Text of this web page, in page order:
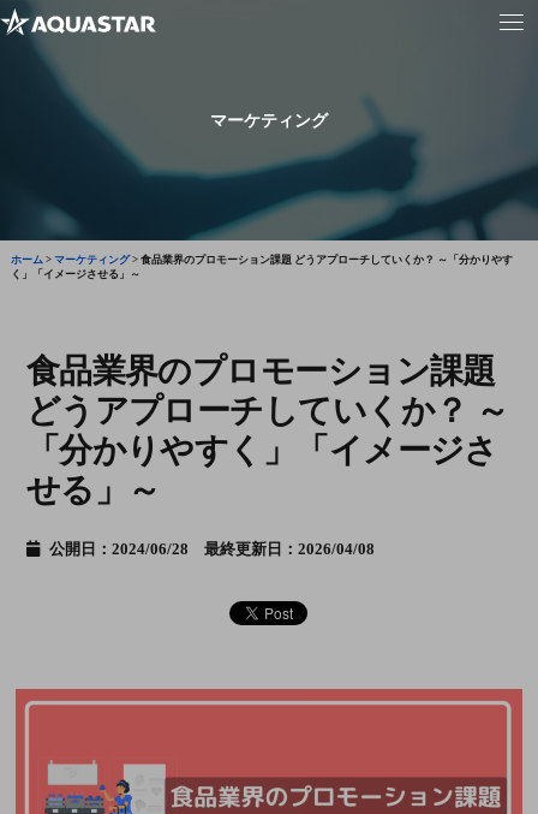
マーケティング
ホーム> マーケティング> 食品業界のプロモーション課題 どうアプローチしていくか？ ～「分かりやす
く」「イメージさせる」～
食品業界のプロモーション課題
どうアプローチしていくか？ ～
「分かりやすく」「イメージさ
せる」～
公開日：2024/06/28 最終更新日：2026/04/08